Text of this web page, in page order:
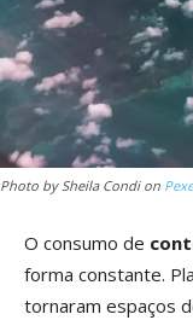
Photo by Sheila Condi on
O consumo de
forma constante.
tornaram espaços